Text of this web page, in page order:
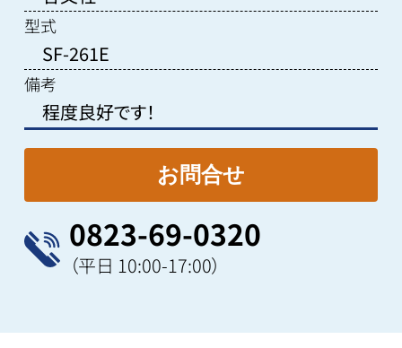
型式
SF-261E
備考
程度良好です！
0823-69-0320
（平日 10:00-17:00）